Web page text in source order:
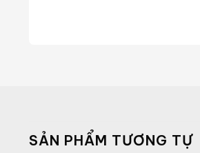
SẢN PHẨM TƯƠNG TỰ